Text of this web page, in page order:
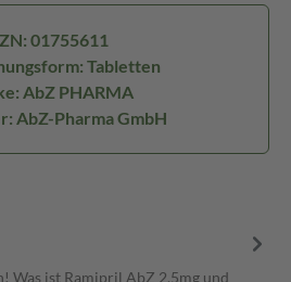
01755611
Tabletten
AbZ PHARMA
AbZ-Pharma GmbH
Was ist Ramipril AbZ 2,5mg und